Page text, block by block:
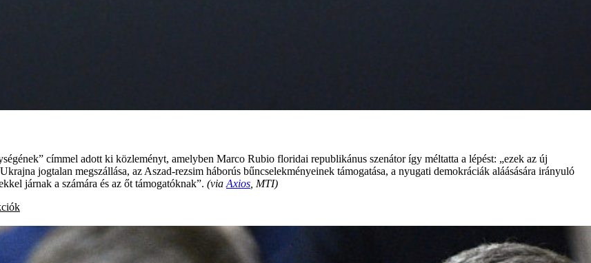
címmel adott ki közleményt, amelyben Marco Rubio floridai republikánus szenátor így méltatta a lépést: „ezek az új
jogtalan megszállása, az Aszad-rezsim háborús bűncselekményeinek támogatása, a nyugati demokráciák aláásására irányuló
járnak a számára és az őt támogatóknak”. (via Axios , MTI)